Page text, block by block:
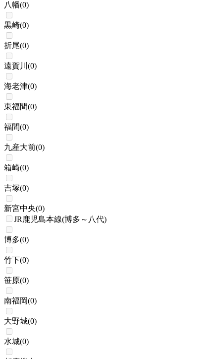
八幡(0)
黒崎(0)
折尾(0)
遠賀川 (0)
海老津(0)
東福間(0)
福間(0)
九産大前(0)
箱崎(0)
吉塚(0)
新宮中央(0)
JR鹿児島本線(博多～八代)
博多(0)
竹下(0)
笹原(0)
南福岡(0)
大野城(0)
水城(0)